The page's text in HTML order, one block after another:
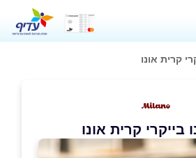
קרית אונו
בייקרי קרית אונו